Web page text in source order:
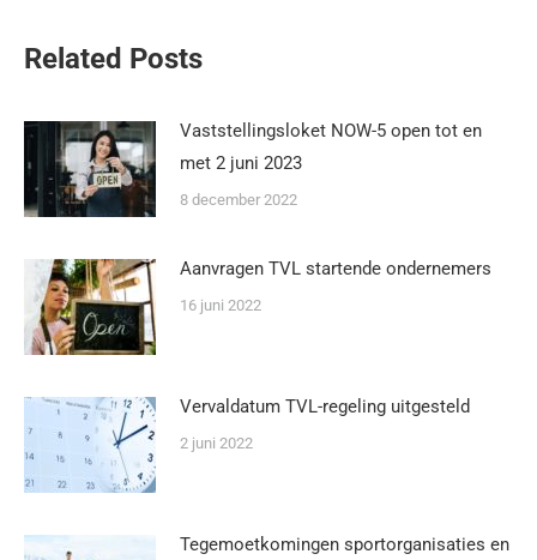
Related Posts
Vaststellingsloket NOW-5 open tot en
met 2 juni 2023
8 december 2022
Aanvragen TVL startende ondernemers
16 juni 2022
Vervaldatum TVL-regeling uitgesteld
2 juni 2022
Tegemoetkomingen sportorganisaties en